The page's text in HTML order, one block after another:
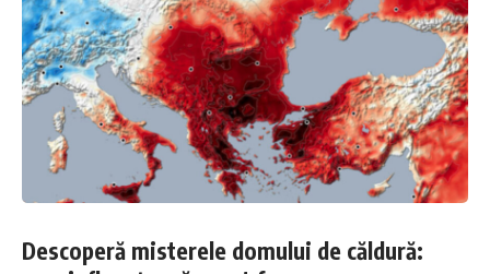
Descoperă misterele domului de căldură: